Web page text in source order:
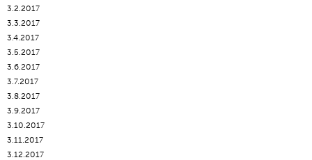
3.2.2017
3.3.2017
3.4.2017
3.5.2017
3.6.2017
3.7.2017
3.8.2017
3.9.2017
3.10.2017
3.11.2017
3.12.2017